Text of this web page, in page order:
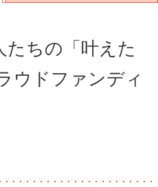
たちの「叶えた
ウドファンディ